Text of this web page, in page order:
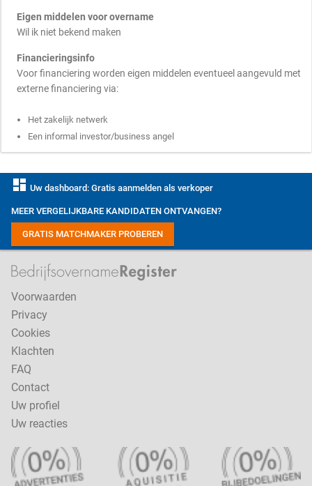
Eigen middelen voor overname
Wil ik niet bekend maken
Financieringsinfo
Voor financiering worden eigen middelen eventueel aangevuld met
externe financiering via:
Het zakelijk netwerk
Een informal investor/business angel
dashboard Uw dashboard: Gratis aanmelden als verkoper
MEER VERGELIJKBARE KANDIDATEN ONTVANGEN?
GRATIS MATCHMAKER PROBEREN
Voorwaarden
Privacy
Cookies
Klachten
FAQ
Contact
Uw profiel
Uw reacties